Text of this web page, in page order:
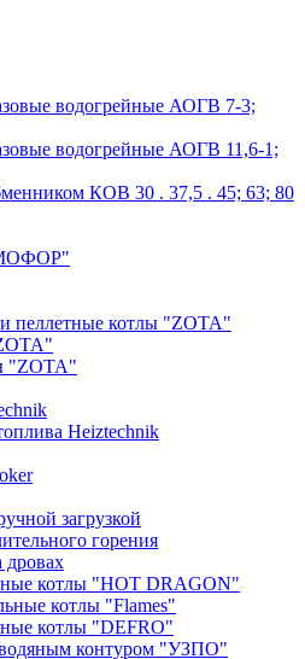
водогрейные АОГВ 7-3;
водогрейные АОГВ 11,6-1;
КОВ 30 . 37,5 . 45; 63; 80
пеллетные котлы "ZOTA"
"ZOTA"
Heiztechnik
загрузкой
горения
дровах
котлы "HOT DRAGON"
котлы "Flames"
котлы "DEFRO"
контуром "УЗПО"